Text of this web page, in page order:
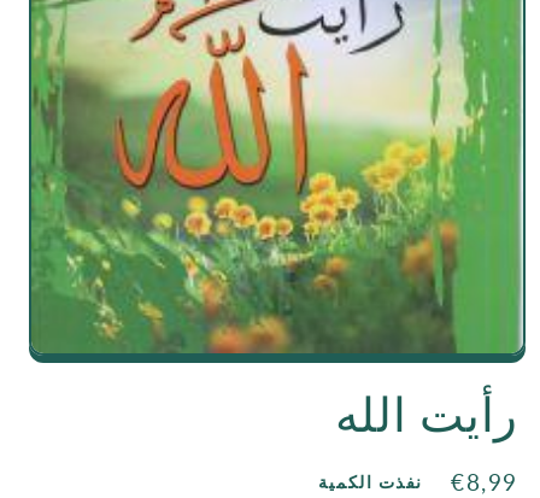
رأيت الله
السعر
€8,99 نفذت الكمية